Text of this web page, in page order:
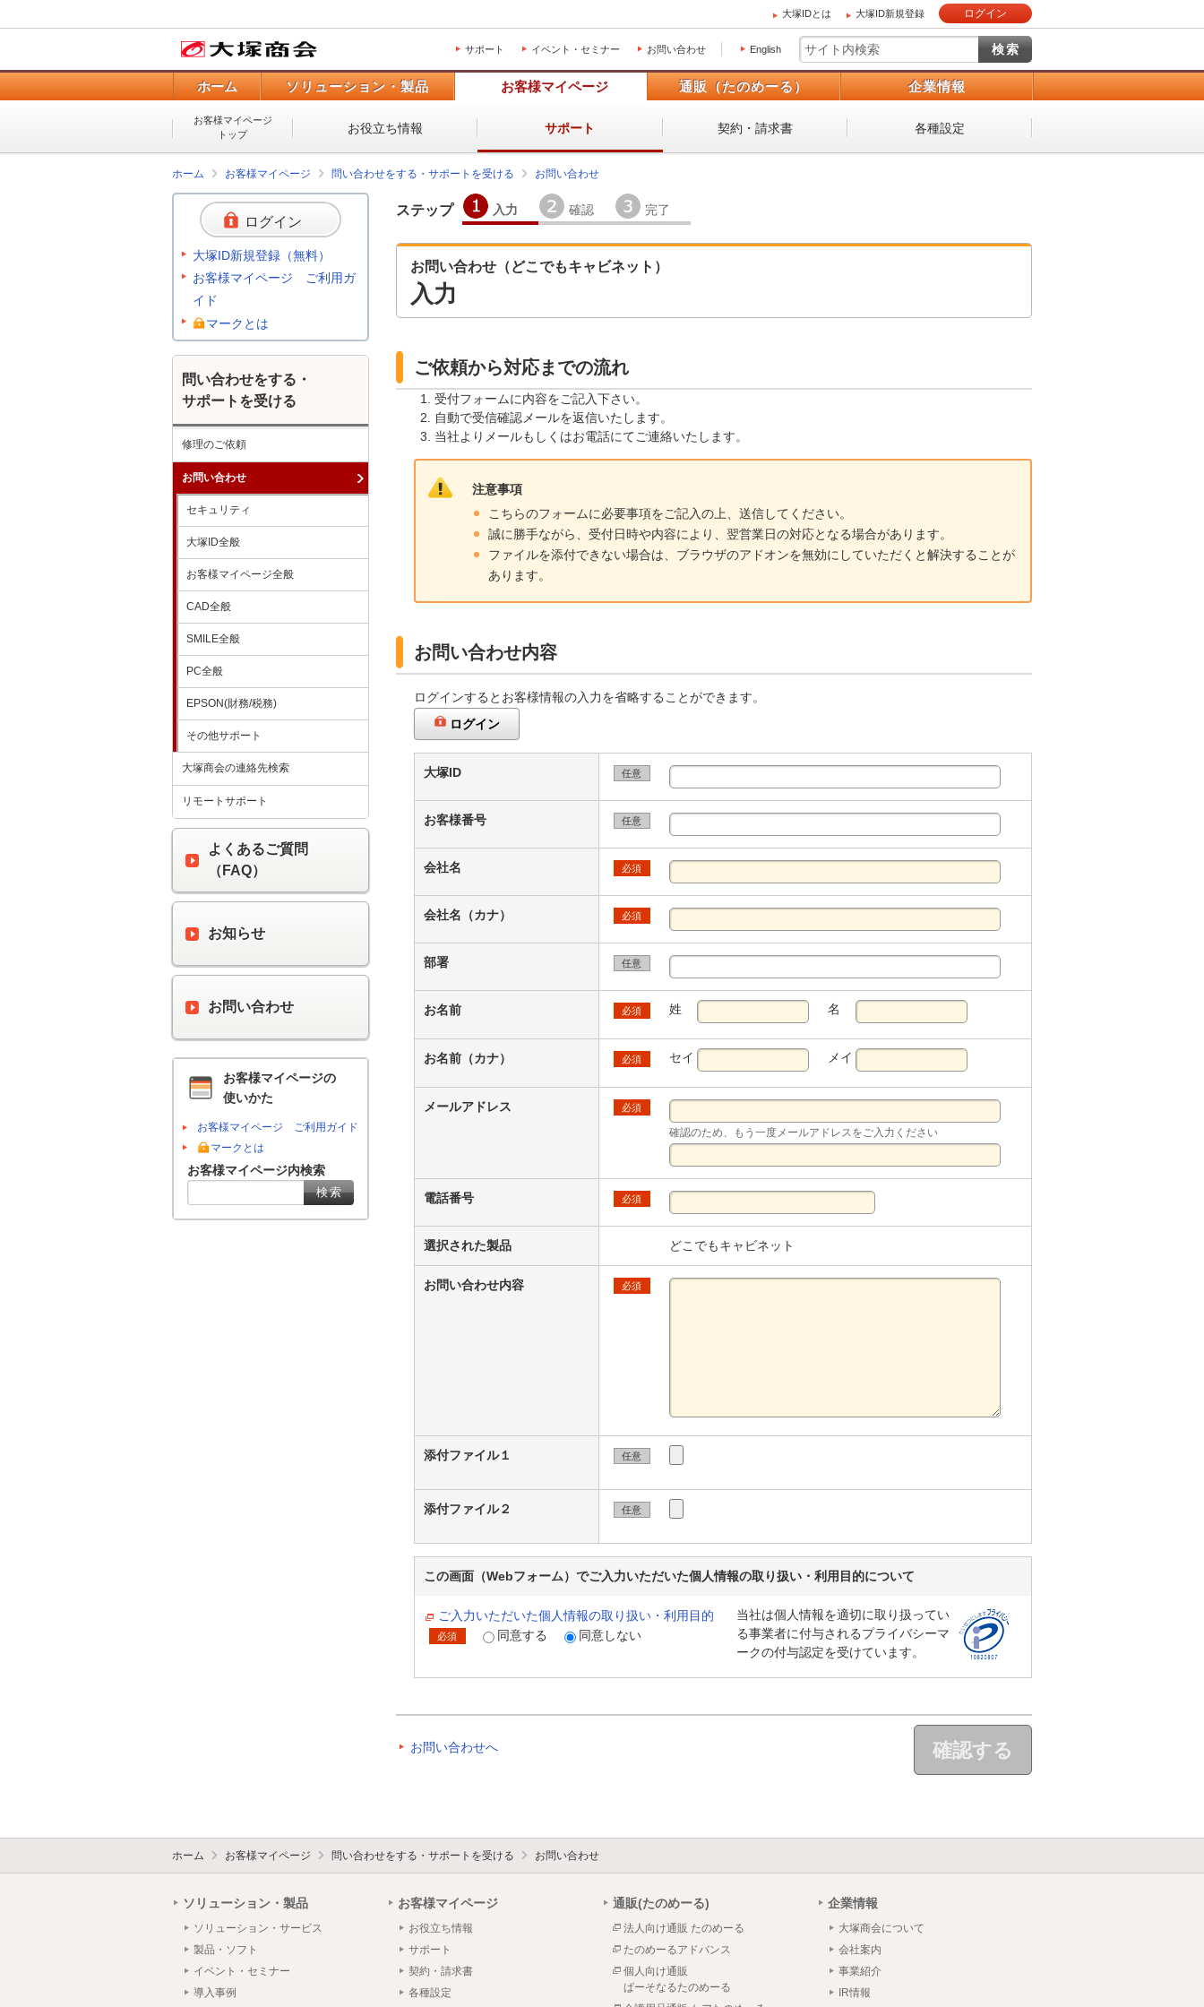
大塚IDとは 大塚ID新規登録 ログイン
サポート イベント・セミナー お問い合わせ English
ホーム ソリューション・製品 お客様マイページ 通販（たのめーる） 企業情報
お客様マイページ
トップ
お役立ち情報 サポート 契約・請求書 各種設定
ホーム お客様マイページ 問い合わせをする・サポートを受ける お問い合わせ
ステップ 入力 確認 完了
お問い合わせ（どこでもキャビネット）
入力
ご依頼から対応までの流れ
受付フォームに内容をご記入下さい。
自動で受信確認メールを返信いたします。
当社よりメールもしくはお電話にてご連絡いたします。
注意事項
こちらのフォームに必要事項をご記入の上、送信してください。
誠に勝手ながら、受付日時や内容により、翌営業日の対応となる場合があります。
ファイルを添付できない場合は、ブラウザのアドオンを無効にしていただくと解決することが
あります。
お問い合わせ内容
ログインするとお客様情報の入力を省略することができます。
ログイン
大塚ID 任意
お客様番号 任意
会社名 必須
会社名（カナ） 必須
部署 任意
お名前 必須 姓 名
お名前（カナ） 必須 セイ メイ
メールアドレス 必須
確認のため、もう一度メールアドレスをご入力ください
電話番号 必須
選択された製品 どこでもキャビネット
お問い合わせ内容 必須
添付ファイル１ 任意
添付ファイル２ 任意
この画面（Webフォーム）でご入力いただいた個人情報の取り扱い・利用目的について
ご入力いただいた個人情報の取り扱い・利用目的
必須 同意する 同意しない
当社は個人情報を適切に取り扱ってい
る事業者に付与されるプライバシーマ
ークの付与認定を受けています。
確認する
お問い合わせへ
ログイン
大塚ID新規登録（無料）
お客様マイページ ご利用ガ
イド
マークとは
問い合わせをする・
サポートを受ける
修理のご依頼
お問い合わせ
セキュリティ
大塚ID全般
お客様マイページ全般
CAD全般
SMILE全般
PC全般
EPSON(財務/税務)
その他サポート
大塚商会の連絡先検索
リモートサポート
よくあるご質問
（FAQ）
お知らせ
お問い合わせ
お客様マイページの
使いかた
お客様マイページ ご利用ガイド
マークとは
お客様マイページ内検索
ホーム お客様マイページ 問い合わせをする・サポートを受ける お問い合わせ
ソリューション・製品
ソリューション・サービス
製品・ソフト
イベント・セミナー
導入事例
お客様マイページ
お役立ち情報
サポート
契約・請求書
各種設定
通販(たのめーる)
法人向け通販 たのめーる
たのめーるアドバンス
個人向け通販
ぱーそなるたのめーる
企業情報
大塚商会について
会社案内
事業紹介
IR情報